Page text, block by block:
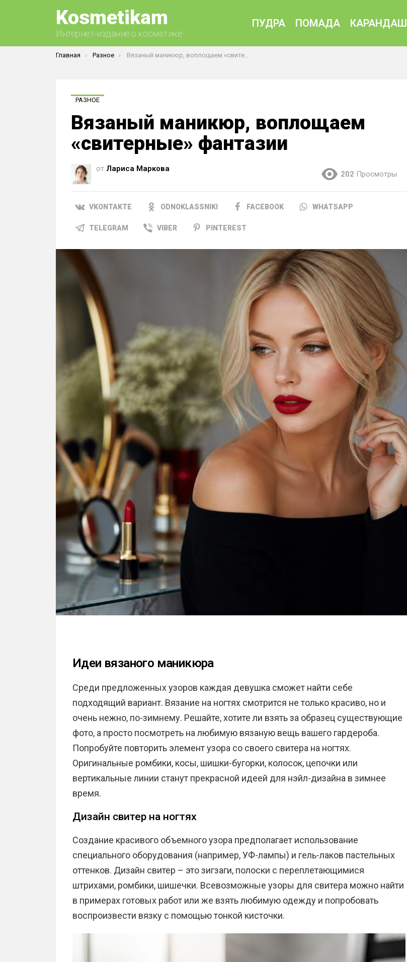
Kosmetikam
Интернет-издание о косметике
ПУДРА ПОМАДА КАРАНДАШ
Вы здесь:
Главная Разное Вязаный маникюр, воплощаем «свитерные» фантазии
РАЗНОЕ
Вязаный маникюр, воплощаем
«свитерные» фантазии
от Лариса Маркова
202 Просмотры
VKONTAKTE ODNOKLASSNIKI FACEBOOK WHATSAPP
TELEGRAM VIBER PINTEREST
Идеи вязаного маникюра
Среди предложенных узоров каждая девушка сможет найти себе
подходящий вариант. Вязание на ногтях смотрится не только красиво, но и
очень нежно, по-зимнему. Решайте, хотите ли взять за образец существующие
фото, а просто посмотреть на любимую вязаную вещь вашего гардероба.
Попробуйте повторить элемент узора со своего свитера на ногтях.
Оригинальные ромбики, косы, шишки-бугорки, колосок, цепочки или
вертикальные линии станут прекрасной идеей для нэйл-дизайна в зимнее
время.
Дизайн свитер на ногтях
Создание красивого объемного узора предполагает использование
специального оборудования (например, УФ-лампы) и гель-лаков пастельных
оттенков. Дизайн свитер – это зигзаги, полоски с переплетающимися
штрихами, ромбики, шишечки. Всевозможные узоры для свитера можно найти
в примерах готовых работ или же взять любимую одежду и попробовать
воспроизвести вязку с помощью тонкой кисточки.